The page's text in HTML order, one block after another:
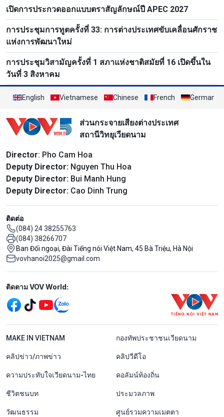
เปิดการประกวดออกแบบตราสัญลักษณ์ปี APEC 2027
การประชุมการทูตครั้งที่ 33: การต่างประเทศขับเคลื่อนศักราช
แห่งการพัฒนาใหม่
การประชุมวิสามัญครั้งที่ 1 สภาแห่งชาติสมัยที่ 16 เปิดขึ้นใน
วันที่ 3 สิงหาคม
English Vietnamese Chinese French German
ส่วนกระจายเสียงต่างประเทศ
สถานีวิทยุเวียดนาม
Director: Pho Cam Hoa
Deputy Director: Nguyen Thu Hoa
Deputy Director: Bui Manh Hung
Deputy Director: Cao Dinh Trung
ติดต่อ
(084) 24 38255763
(084) 38266707
Ban Đối ngoại, Đài Tiếng nói Việt Nam, 45 Bà Triệu, Hà Nội
vovhanoi2025@gmail.com
Mạng xã hội
ติดตาม VOV World:
menu footer tiếng Thái
MAKE IN VIETNAM กองทัพประชาชนเวียดนาม
คลิปข่าว/ภาพข่าว คลิปวีดีโอ
ความประทับใจเวียดนาม-ไทย คอลัมน์ท้องถิ่น
ชีวิตชนบท ประมวลภาพ
วัฒนธรรม ศูนย์รวมความเมตตา